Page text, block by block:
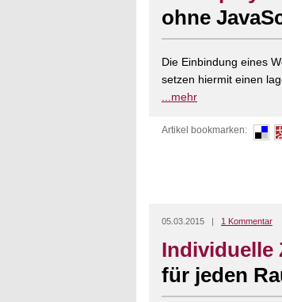
ohne
Die Einbindung eines
setzen hiermit einen
...mehr
Artikel bookmarken:
05.03.2015 | 1 Kommentar
Individuelle
für jeden